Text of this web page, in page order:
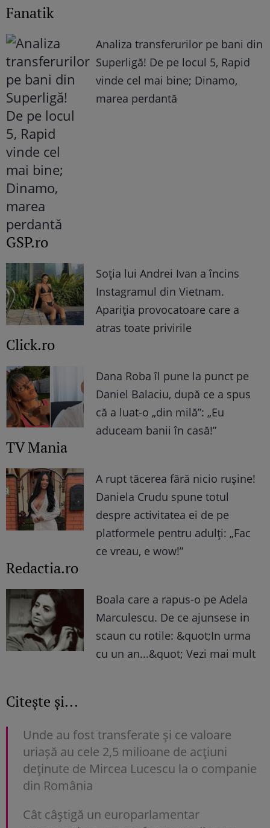
Fanatik
Analiza transferurilor pe bani din
Superligă! De pe locul 5, Rapid
vinde cel mai bine; Dinamo,
marea perdantă
GSP.ro
Soția lui Andrei Ivan a încins
Instagramul din Vietnam.
Apariția provocatoare care a
atras toate privirile
Click.ro
Dana Roba îl pune la punct pe
Daniel Balaciu, după ce a spus
că a luat-o „din milă”: „Eu
aduceam banii în casă!”
TV Mania
A rupt tăcerea fără nicio rușine!
Daniela Crudu spune totul
despre activitatea ei de pe
platformele pentru adulți: „Fac
ce vreau, e wow!”
Redactia.ro
Boala care a rapus-o pe Adela
Marculescu. De ce ajunsese in
scaun cu rotile: &quot;In urma
cu un an...&quot; Vezi mai mult
Citește și...
Unde au fost transferate și ce valoare
uriașă au cele 2,5 milioane de acțiuni
deținute de Mircea Lucescu la o companie
din România
Cât câștigă un europarlamentar